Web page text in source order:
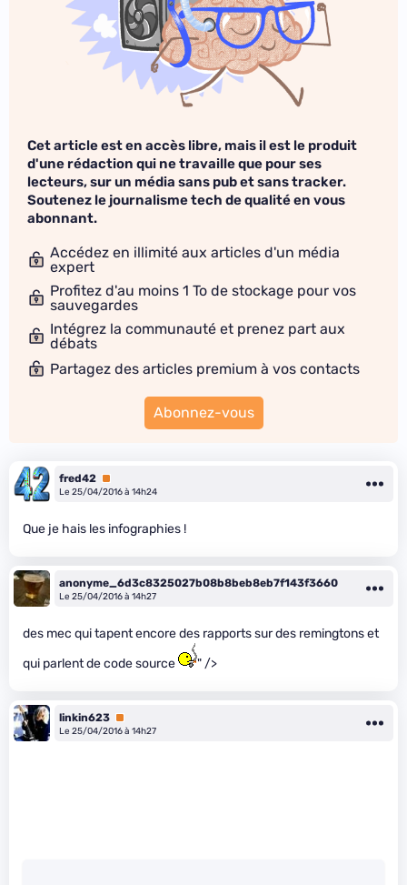
Cet article est en accès libre, mais il est le produit
d'une rédaction qui ne travaille que pour ses
lecteurs, sur un média sans pub et sans tracker.
Soutenez le journalisme tech de qualité en vous
abonnant.
Accédez en illimité aux articles d'un média
expert
Profitez d'au moins 1 To de stockage pour vos
sauvegardes
Intégrez la communauté et prenez part aux
débats
Partagez des articles premium à vos contacts
Abonnez-vous
fred42 Premium
Le 25/04/2016 à 14h24
Que je hais les infographies !
anonyme_6d3c8325027b08b8beb8eb7f143f3660
Le 25/04/2016 à 14h27
des mec qui tapent encore des rapports sur des remingtons et
qui parlent de code source
" />
linkin623 Premium
Le 25/04/2016 à 14h27